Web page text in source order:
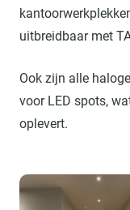
uitbreidbaar met
Ook zijn alle
voor LED spots,
oplevert.